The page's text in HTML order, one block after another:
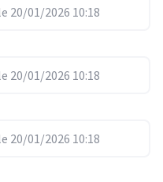
20/01/2026 10:18
20/01/2026 10:18
20/01/2026 10:18